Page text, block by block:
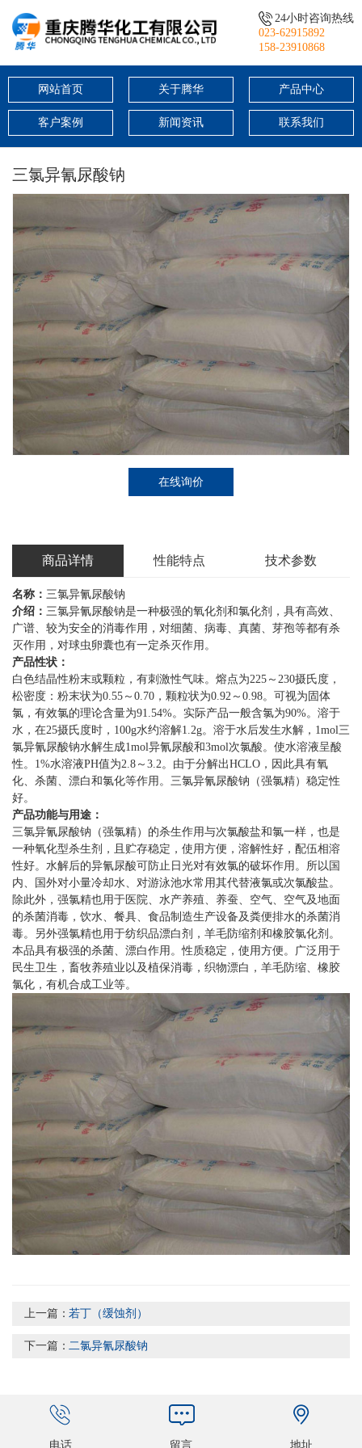
24小时咨询热线
023-62915892
158-23910868
网站首页 关于腾华 产品中心
客户案例 新闻资讯 联系我们
三氯异氰尿酸钠
在线询价
商品详情 性能特点 技术参数
名称： 三氯异氰尿酸钠
介绍： 三氯异氰尿酸钠是一种极强的氧化剂和氯化剂，具有高效、
广谱、较为安全的消毒作用，对细菌、病毒、真菌、芽孢等都有杀
灭作用，对球虫卵囊也有一定杀灭作用。
产品性状：
白色结晶性粉末或颗粒，有刺激性气味。熔点为225～230摄氏度，
松密度：粉末状为0.55～0.70，颗粒状为0.92～0.98。可视为固体
氯，有效氯的理论含量为91.54%。实际产品一般含氯为90%。溶于
水，在25摄氏度时，100g水约溶解1.2g。溶于水后发生水解，1mol三
氯异氰尿酸钠水解生成1mol异氰尿酸和3mol次氯酸。使水溶液呈酸
性。1%水溶液PH值为2.8～3.2。由于分解出HCLO，因此具有氧
化、杀菌、漂白和氯化等作用。三氯异氰尿酸钠（强氯精）稳定性
好。
产品功能与用途：
三氯异氰尿酸钠（强氯精）的杀生作用与次氯酸盐和氯一样，也是
一种氧化型杀生剂，且贮存稳定，使用方便，溶解性好，配伍相溶
性好。水解后的异氰尿酸可防止日光对有效氯的破坏作用。所以国
内、国外对小量冷却水、对游泳池水常用其代替液氯或次氯酸盐。
除此外，强氯精也用于医院、水产养殖、养蚕、空气、空气及地面
的杀菌消毒，饮水、餐具、食品制造生产设备及粪便排水的杀菌消
毒。另外强氯精也用于纺织品漂白剂，羊毛防缩剂和橡胶氯化剂。
本品具有极强的杀菌、漂白作用。性质稳定，使用方便。广泛用于
民生卫生，畜牧养殖业以及植保消毒，织物漂白，羊毛防缩、橡胶
氯化，有机合成工业等。
上一篇：若丁（缓蚀剂）
下一篇：二氯异氰尿酸钠
电话 留言 地址